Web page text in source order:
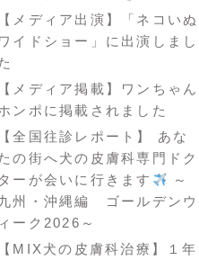
【メディア出演】「ネコいぬ
ワイドショー」に出演しまし
【メディア掲載】ワンちゃん
ンポに掲載されました
【全国往診レポート】 あな
の街へ犬の皮膚科専門ドク
ターが会いに行きます
～
州・沖縄編 ゴールデンウ
ィーク2026～
【MIX犬の皮膚科治療】１年